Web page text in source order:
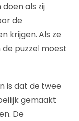
als zij
de
krijgen. Als ze
puzzel moest
is dat de twee
gemaakt
De